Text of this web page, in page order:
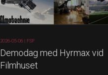
2026-05-06 | FSF
Demodag med Hyrmax vid
Filmhuset